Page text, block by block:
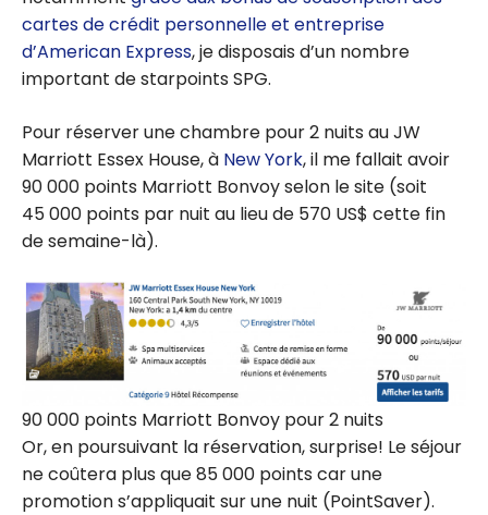
cartes de crédit personnelle et entreprise
d’American Express, je disposais d’un nombre
important de starpoints SPG.
Pour réserver une chambre pour 2 nuits au JW
Marriott Essex House, à New York, il me fallait avoir
90 000 points Marriott Bonvoy selon le site (soit
45 000 points par nuit au lieu de 570 US$ cette fin
de semaine-là).
90 000 points Marriott Bonvoy pour 2 nuits
Or, en poursuivant la réservation, surprise! Le séjour
ne coûtera plus que 85 000 points car une
promotion s’appliquait sur une nuit (PointSaver).